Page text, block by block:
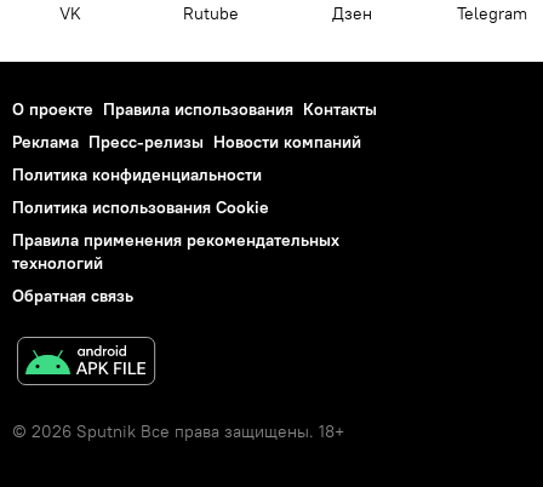
VK Rutube Дзен Telegram
О проекте Правила использования Контакты
Реклама Пресс-релизы Новости компаний
Политика конфиденциальности
Политика использования Cookie
Правила применения рекомендательных
технологий
Обратная связь
© 2026 Sputnik Все права защищены. 18+